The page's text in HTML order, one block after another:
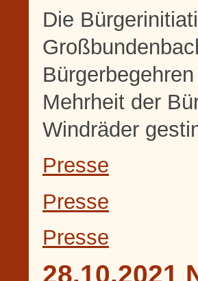
Die
Mehrheit der
Windräder
Presse
Presse
Presse
28.10.2021